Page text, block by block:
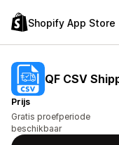
Shopify App Store
QF CSV
Prijs
Gratis proefperiode
beschikbaar